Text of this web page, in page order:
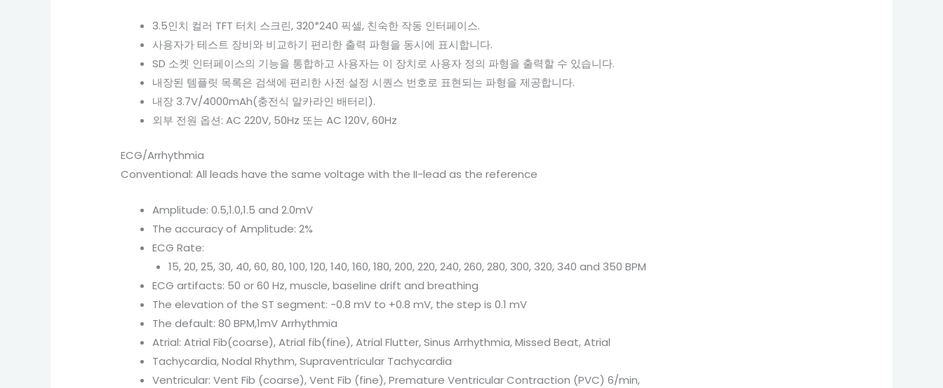
3.5인치 컬러 TFT 터치 스크린, 320*240 픽셀, 친숙한 작동 인터페이스.
사용자가 테스트 장비와 비교하기 편리한 출력 파형을 동시에 표시합니다.
SD 소켓 인터페이스의 기능을 통합하고 사용자는 이 장치로 사용자 정의 파형을 출력할 수 있습니다.
내장된 템플릿 목록은 검색에 편리한 사전 설정 시퀀스 번호로 표현되는 파형을 제공합니다.
내장 3.7V/4000mAh(충전식 알카라인 배터리).
외부 전원 옵션: AC 220V, 50Hz 또는 AC 120V, 60Hz
ECG/Arrhythmia
Conventional: All leads have the same voltage with the II-lead as the reference
Amplitude: 0.5,1.0,1.5 and 2.0mV
The accuracy of Amplitude: 2%
ECG Rate:
15, 20, 25, 30, 40, 60, 80, 100, 120, 140, 160, 180, 200, 220, 240, 260, 280, 300, 320, 340 and 350 BPM
ECG artifacts: 50 or 60 Hz, muscle, baseline drift and breathing
The elevation of the ST segment: -0.8 mV to +0.8 mV, the step is 0.1 mV
The default: 80 BPM,1mV Arrhythmia
Atrial: Atrial Fib(coarse), Atrial fib(fine), Atrial Flutter, Sinus Arrhythmia, Missed Beat, Atrial
Tachycardia, Nodal Rhythm, Supraventricular Tachycardia
Ventricular: Vent Fib (coarse), Vent Fib (fine), Premature Ventricular Contraction (PVC) 6/min,